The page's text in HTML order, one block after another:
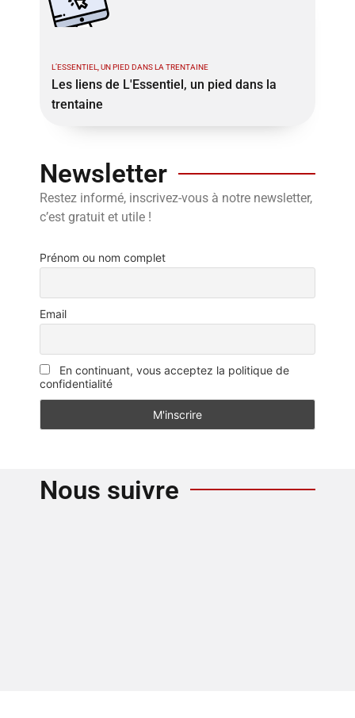
L’ESSENTIEL, UN PIED DANS LA TRENTAINE
Les liens de L'Essentiel, un pied dans la
trentaine
Newsletter
Restez informé, inscrivez-vous à notre newsletter,
c’est gratuit et utile !
Prénom ou nom complet
Email
En continuant, vous acceptez la politique de
confidentialité
Nous suivre